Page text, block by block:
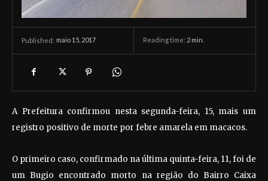
Published: maio 15, 2017 Reading time: 2 min.
A Prefeitura confirmou nesta segunda-feira, 15, mais um
registro positivo de morte por febre amarela em macacos.
O primeiro caso, confirmado na última quinta-feira, 11, foi de
um Bugio encontrado morto na região do Bairro Caixa